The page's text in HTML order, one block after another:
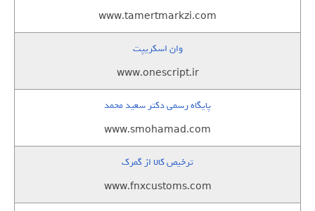
www.tamertmarkzi.com
وان اسکریپت
www.onescript.ir
پایگاه رسمی دکتر سعید محمد
www.smohamad.com
ترخیص کالا از گمرک
www.fnxcustoms.com